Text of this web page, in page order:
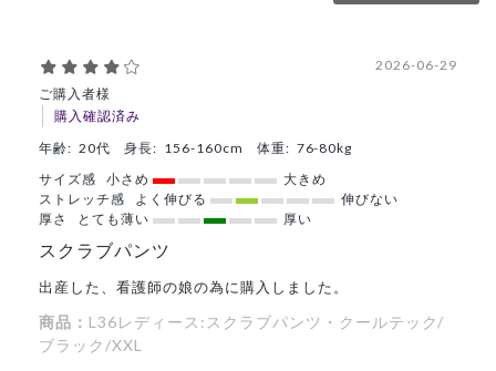
ご購入者様
購入確認済み
2026-06-29
年齢: 20代 身長: 156-160cm 体重: 76-80kg
サイズ感
小さめ
大きめ
ストレッチ感
よく伸びる
伸びない
厚さ
とても薄い 厚い
スクラブパンツ
出産した、看護師の娘の為に購入しました。
商品： L36レディース:スクラブパンツ・クールテック/
ブラック/XXL